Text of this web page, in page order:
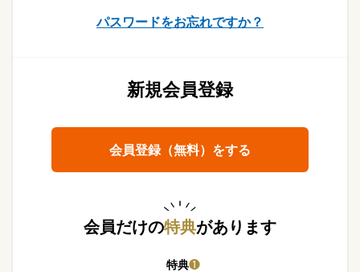
パスワードをお忘れですか？
新規会員登録
会員登録（無料）をする
会員だけの特典があります
特典❶